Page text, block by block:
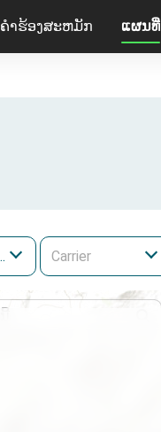
ຄໍາຮ້ອງສະຫມັກ ແຜນທີ່